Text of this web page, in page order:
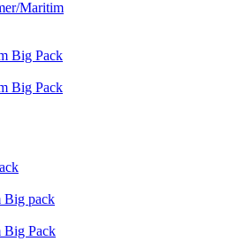
Maritim
Big Pack
Big Pack
Big pack
Big Pack